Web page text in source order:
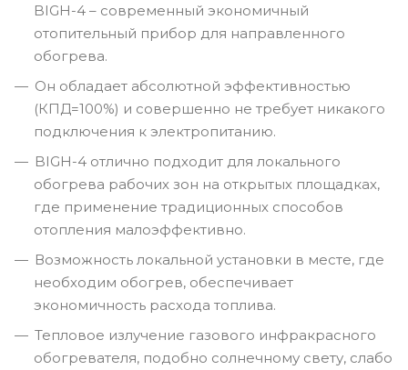
BIGH-4 – современный экономичный
отопительный прибор для направленного
обогрева.
Он обладает абсолютной эффективностью
(КПД=100%) и совершенно не требует никакого
подключения к электропитанию.
BIGH-4 отлично подходит для локального
обогрева рабочих зон на открытых площадках,
где применение традиционных способов
отопления малоэффективно.
Возможность локальной установки в месте, где
необходим обогрев, обеспечивает
экономичность расхода топлива.
Тепловое излучение газового инфракрасного
обогревателя, подобно солнечному свету, слабо